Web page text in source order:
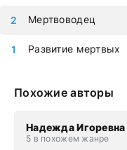
Развитие мертвых
Мертвоводец
Похожие авторы
5 в похожем жанре